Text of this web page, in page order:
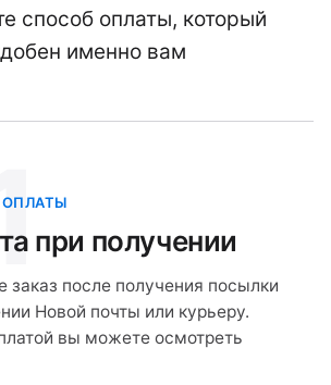
способ оплаты, который
именно вам
при получении
заказ после получения посылки
Новой почты или курьеру.
вы можете осмотреть